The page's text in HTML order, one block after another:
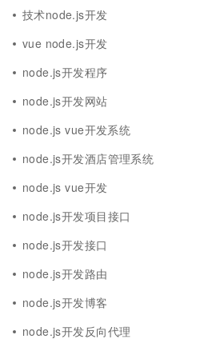
技术node.js开发
vue node.js开发
node.js开发程序
node.js开发网站
node.js vue开发系统
node.js开发酒店管理系统
node.js vue开发
node.js开发项目接口
node.js开发接口
node.js开发路由
node.js开发博客
node.js开发反向代理